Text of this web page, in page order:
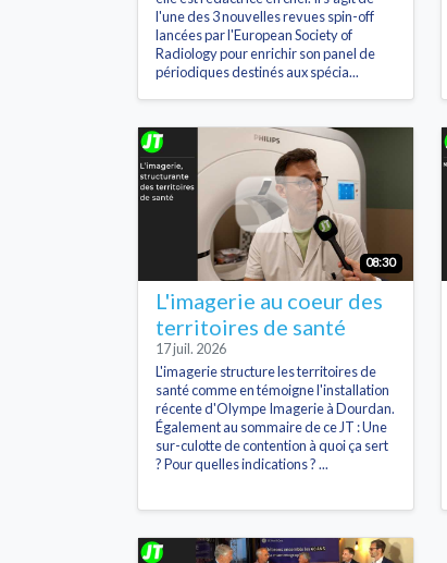
l'une des 3 nouvelles revues spin-off
lancées par l'European Society of
Radiology pour enrichir son panel de
périodiques destinés aux spécia...
08:30
L'imagerie au coeur des
territoires de santé
17 juil. 2026
L'imagerie structure les territoires de
santé comme en témoigne l'installation
récente d'Olympe Imagerie à Dourdan.
Également au sommaire de ce JT : Une
sur-culotte de contention à quoi ça sert
? Pour quelles indications ? ...